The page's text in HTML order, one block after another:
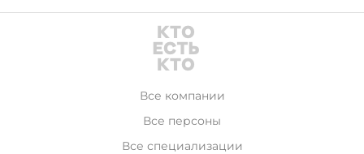
Все компании
Все персоны
Все специализации